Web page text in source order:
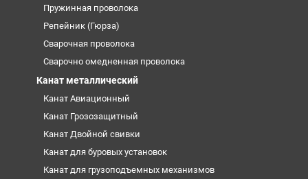
Пружинная проволока
Репейник (Гюрза)
Сварочная проволока
Сварочно омедненная проволока
Канат металлический
Канат Авиационный
Канат Грозозащитный
Канат Двойной свивки
Канат для буровых установок
Канат для грузоподъемных механизмов